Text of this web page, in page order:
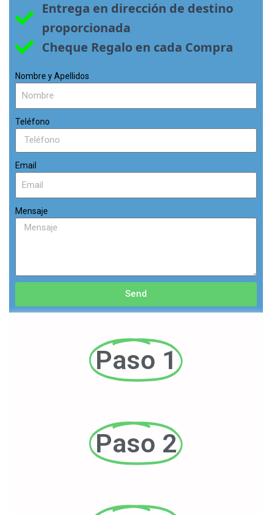
Entrega en dirección de destino
proporcionada
Cheque Regalo en cada Compra
Nombre y Apellidos
Teléfono
Email
Mensaje
Send
Paso 1
Paso 2